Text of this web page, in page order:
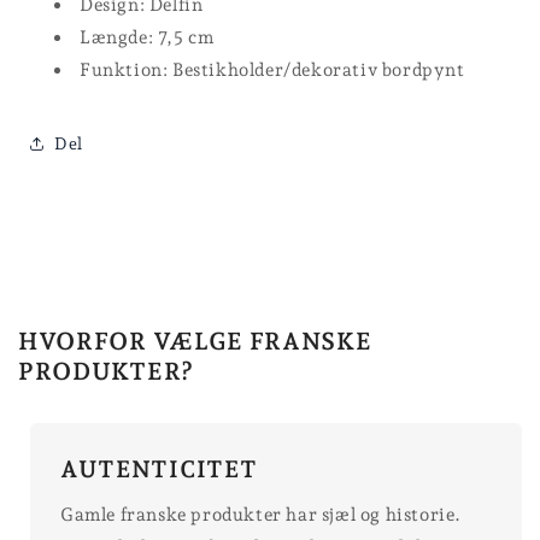
Design: Delfin
Længde: 7,5 cm
Funktion: Bestikholder/dekorativ bordpynt
Del
HVORFOR VÆLGE FRANSKE
PRODUKTER?
AUTENTICITET
Gamle franske produkter har sjæl og historie.